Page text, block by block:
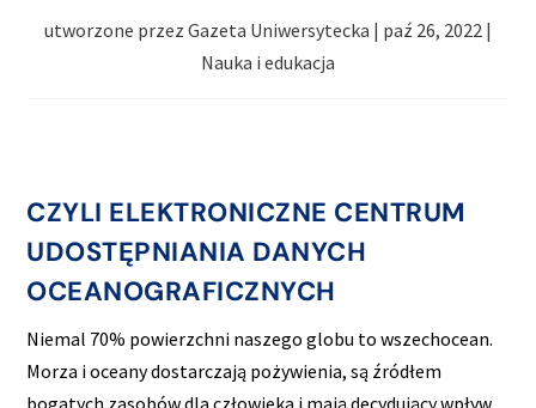
utworzone przez Gazeta Uniwersytecka | paź 26, 2022 |
Nauka i edukacja
CZYLI ELEKTRONICZNE CENTRUM
UDOSTĘPNIANIA DANYCH
OCEANOGRAFICZNYCH
Niemal 70% powierzchni naszego globu to wszechocean.
Morza i oceany dostarczają pożywienia, są źródłem
bogatych zasobów dla człowieka i mają decydujący wpływ